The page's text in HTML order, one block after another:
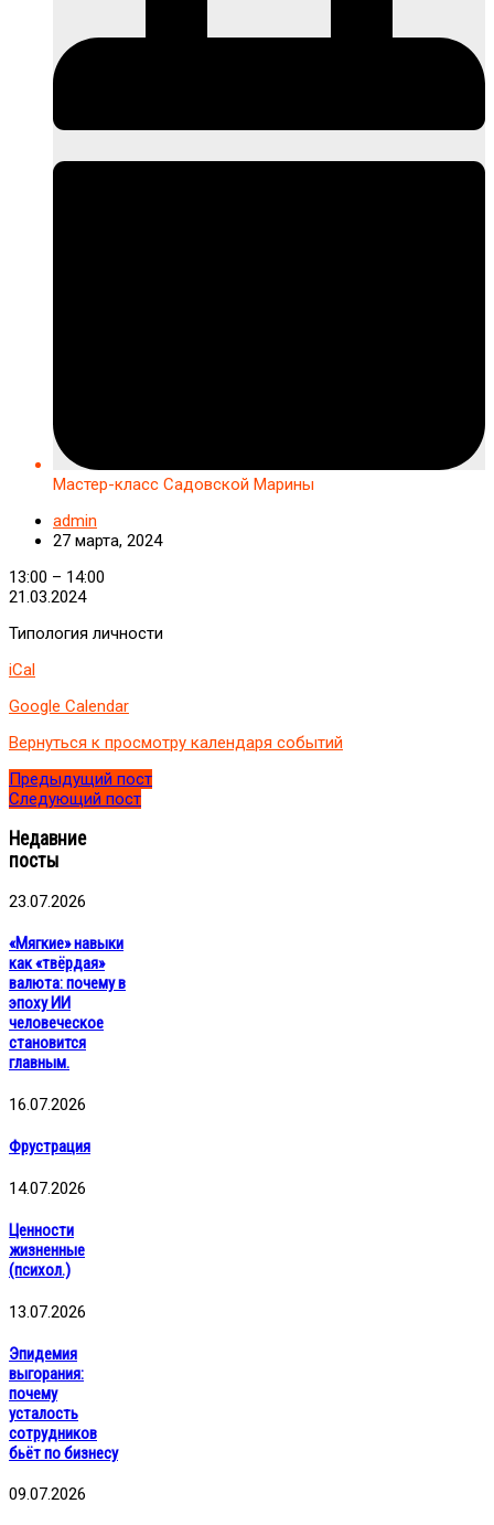
Мастер-класс Садовской Марины
admin
27 марта, 2024
Мастер-
класс
Марины
13:00 – 14:00
21.03.2024
Типология личности
iCal
Google Calendar
Вернуться к просмотру календаря событий
Предыдущий пост
Следующий пост
Недавние
посты
23.07.2026
«Мягкие» навыки
как «твёрдая»
валюта: почему в
эпоху ИИ
человеческое
становится
главным.
16.07.2026
Фрустрация
14.07.2026
Ценности
жизненные
(психол.)
13.07.2026
Эпидемия
выгорания:
почему
усталость
сотрудников
бьёт по бизнесу
09.07.2026